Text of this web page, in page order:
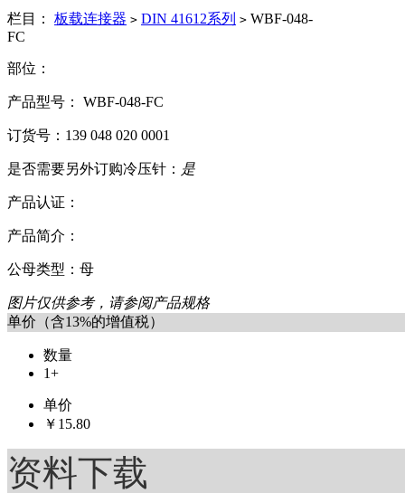
栏目： 板载连接器 > DIN 41612系列 > WBF-048-
FC
部位：
产品型号： WBF-048-FC
订货号：139 048 020 0001
是否需要另外订购冷压针： 是
产品认证：
产品简介：
公母类型：母
图片仅供参考，请参阅产品规格
单价（含13%的增值税）
数量
1+
单价
￥15.80
资料下载